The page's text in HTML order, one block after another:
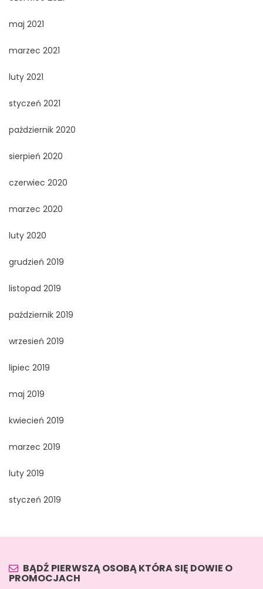
maj 2021
marzec 2021
luty 2021
styczeń 2021
październik 2020
sierpień 2020
czerwiec 2020
marzec 2020
luty 2020
grudzień 2019
listopad 2019
październik 2019
wrzesień 2019
lipiec 2019
maj 2019
kwiecień 2019
marzec 2019
luty 2019
styczeń 2019
BĄDŹ PIERWSZĄ OSOBĄ KTÓRA SIĘ DOWIE O
PROMOCJACH